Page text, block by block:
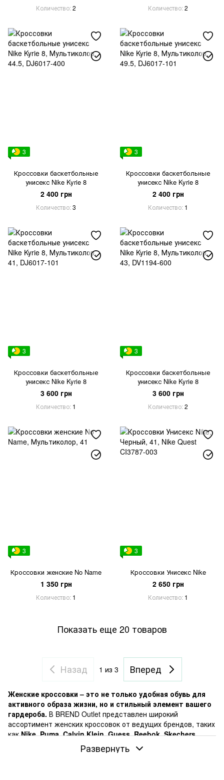
Количество 2 Количество 2
3
Кроссовки баскетбольные
унисекс Nike Kyrie 8
2 400 грн
Количество 3
3
Кроссовки баскетбольные
унисекс Nike Kyrie 8
2 400 грн
Количество 1
3
Кроссовки баскетбольные
унисекс Nike Kyrie 8
3 600 грн
Количество 1
3
Кроссовки баскетбольные
унисекс Nike Kyrie 8
3 600 грн
Количество 2
3
Кроссовки женские No Name
1 350 грн
Количество 1
3
Кроссовки Унисекс Nike
2 650 грн
Количество 1
Показать еще 20 товаров
Назад 1 из 3 Вперед
Женские кроссовки – это не только удобная обувь для
активного образа жизни, но и стильный элемент вашего
гардероба. В BREND Outlet представлен широкий
ассортимент женских кроссовок от ведущих брендов, таких
какNike,Puma,Calvin Klein,Guess,Reebok,Skechers,
Camel Active
сочетает в себе качество, комфорт и современный дизайн.
Развернуть